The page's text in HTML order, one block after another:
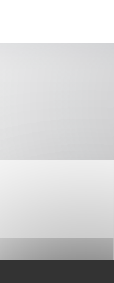
de cookies